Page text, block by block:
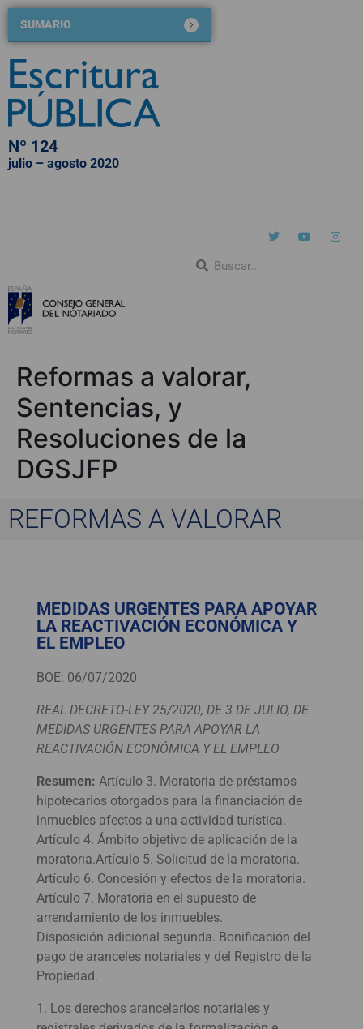
SUMARIO
Nº 124
julio – agosto 2020
Reformas a valorar,
Sentencias, y
Resoluciones de la
DGSJFP
REFORMAS A VALORAR
MEDIDAS URGENTES PARA APOYAR
LA REACTIVACIÓN ECONÓMICA Y
EL EMPLEO
BOE: 06/07/2020
REAL DECRETO-LEY 25/2020, DE 3 DE JULIO, DE
MEDIDAS URGENTES PARA APOYAR LA
REACTIVACIÓN ECONÓMICA Y EL EMPLEO
Resumen: Artículo 3. Moratoria de préstamos
hipotecarios otorgados para la financiación de
inmuebles afectos a una actividad turística.
Artículo 4. Ámbito objetivo de aplicación de la
moratoria.Artículo 5. Solicitud de la moratoria.
Artículo 6. Concesión y efectos de la moratoria.
Artículo 7. Moratoria en el supuesto de
arrendamiento de los inmuebles.
Disposición adicional segunda. Bonificación del
pago de aranceles notariales y del Registro de la
Propiedad.
1. Los derechos arancelarios notariales y